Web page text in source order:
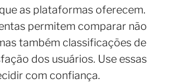
as plataformas oferecem.
permitem comparar não
também classificações de
dos usuários. Use essas
com confiança.